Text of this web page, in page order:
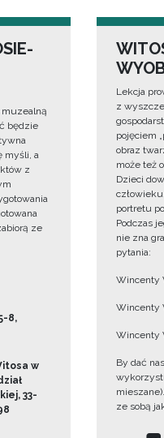
muzealną
będzie
myśli, a
z
ze
8,
w
33-
Lekcja
z
pojęciem
obraz
może też
Dzieci
portretu
Podczas
nie zna
pytania:
Wincenty
Wincenty
Wincenty
By dać
ze sobą